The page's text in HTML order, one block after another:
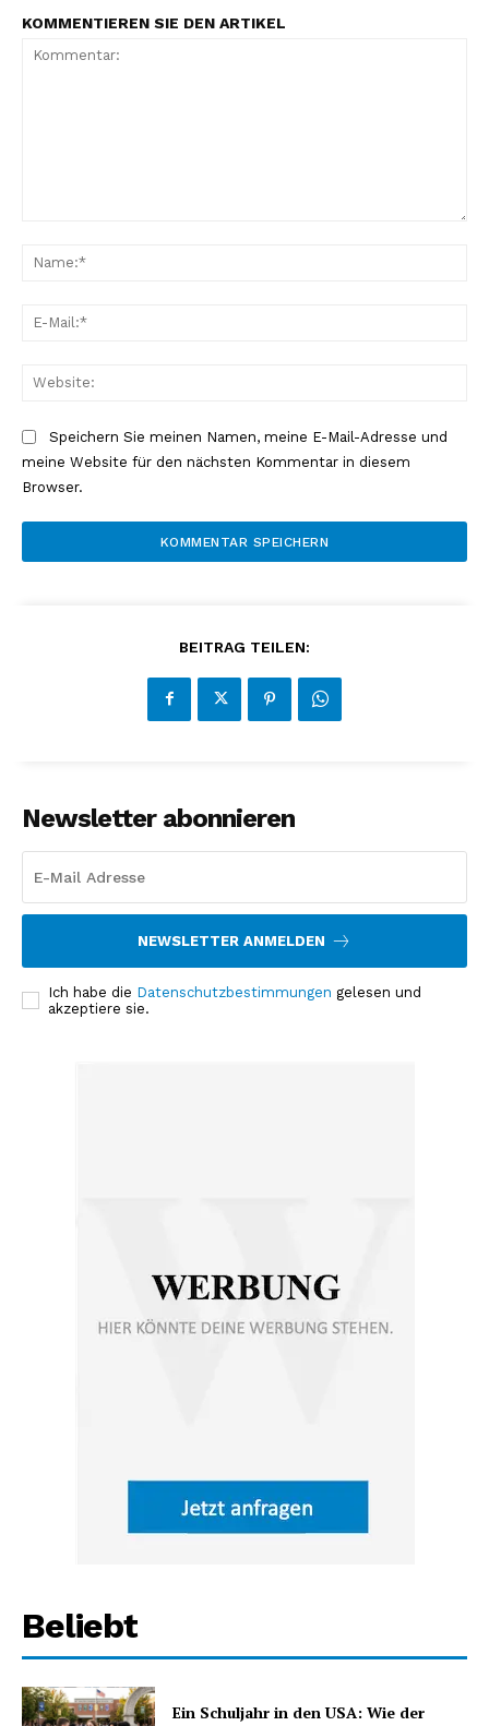
KOMMENTIEREN SIE DEN ARTIKEL
Speichern Sie meinen Namen, meine E-Mail-Adresse und
meine Website für den nächsten Kommentar in diesem
Browser.
BEITRAG TEILEN:
Newsletter abonnieren
NEWSLETTER ANMELDEN
Ich habe die Datenschutzbestimmungen gelesen und
akzeptiere sie.
Beliebt
Ein Schuljahr in den USA: Wie der